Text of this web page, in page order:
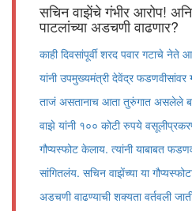
सचिन वाझेंचे गंभीर आरोप!
पाटलांच्या अडचणी वाढणार?
काही दिवसांपूर्वी शरद पवार गटाचे
यांनी उपमुख्यमंत्री देवेंद्र
ताजं असतानाच आता तुरुंगात असलेले
वाझे यांनी १०० कोटी रुपये
गौप्यस्फोट केलाय. त्यांनी याबाबत
सांगितलंय. सचिन वाझेंच्या या
अडचणी वाढण्याची शक्यता वर्तवली